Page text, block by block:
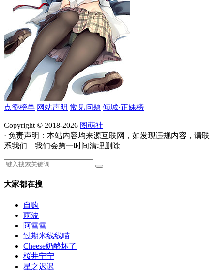
点赞榜单 网站声明 常见问题 倾城·正妹榜
Copyright © 2018-2026 图萌社
· 免责声明：本站内容均来源互联网，如发现违规内容，请联
系我们，我们会第一时间清理删除
大家都在搜
自购
雨波
阿雪雪
过期米线线喵
Cheese奶酪坏了
桜井宁宁
星之迟迟